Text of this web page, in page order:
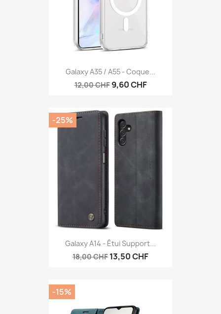
Galaxy A35 / A55 - Coque...
12,00 CHF 9,60 CHF
Galaxy A14 - Étui Support...
18,00 CHF 13,50 CHF
-25%
-15%